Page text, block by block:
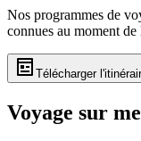
Nos programmes de
connues au moment
Télécharger
Voyage sur